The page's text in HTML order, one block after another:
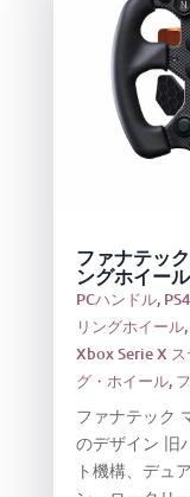
ファナテッ
ングホイー
PCハンドル,
リングホイール,
Xbox Serie X
グ・ホイール,
ファナテック
のデザイン 旧
ト機構、デュ